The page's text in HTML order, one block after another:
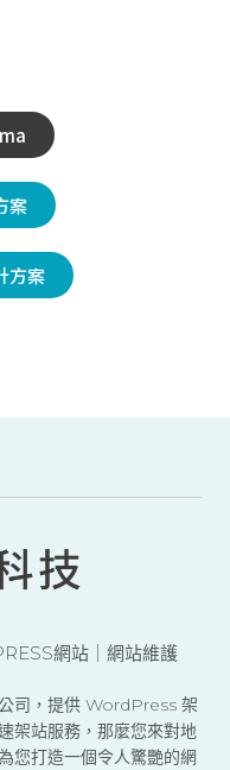
案
方案
網站｜網站維護
司，提供 WordPress 架
架站服務，那麼您來對地
您打造一個令人驚艷的網